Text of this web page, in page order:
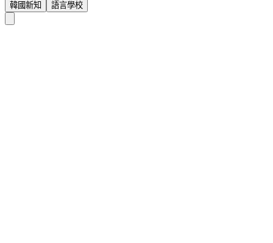
韓國新知 語言學校